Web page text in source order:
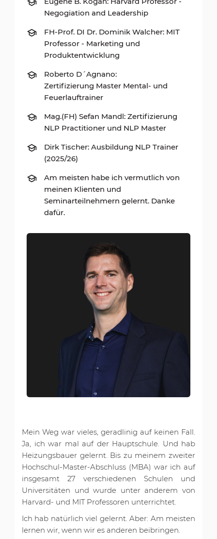
Negogiation and Leadership
FH-Prof. DI Dr. Dominik Walcher: MIT
Professor - Marketing und
Produktentwicklung
Roberto D´Agnano:
Zertifizierung Master Mental- und
Feuerlauftrainer
Mag.(FH) Sefan Mandl: Zertifizierung
NLP Practitioner und NLP Master
Dirk Tischer: Ausbildung NLP Trainer
(2025/26)
Am meisten habe ich vermutlich von
meinen Klienten und
Seminarteilnehmern gelernt. Danke
dafür.
Mein Weg war vieles, geradlinig auf keinen Fall.
Ja, ich war mal auf der Hauptschule. Und hab
Heizungsbauer gelernt. Bis zu meinem zweiter
Hochschul-Master-Abschluss (MBA) war ich auf
insgesamt 27 verschiedenen Schulen und
Universitäten und wurde unter anderem von
Harvard- und MIT Professoren unterrichtet.
Ich hab natürlich viel gelernt. Aber: Am meisten
lernen wir, wenn wir es anderen beibringen.